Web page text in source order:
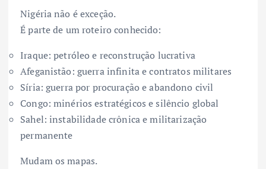
Nigéria não é exceção.
É parte de um roteiro conhecido:
Iraque: petróleo e reconstrução lucrativa
Afeganistão: guerra infinita e contratos militares
Síria: guerra por procuração e abandono civil
Congo: minérios estratégicos e silêncio global
Sahel: instabilidade crônica e militarização
permanente
Mudam os mapas.